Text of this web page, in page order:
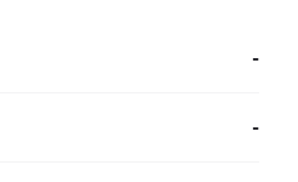
-
-